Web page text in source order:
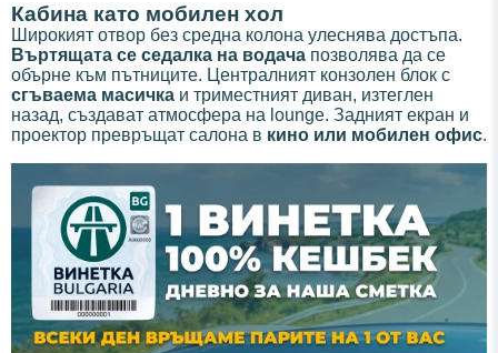
Кабина като мобилен хол
Широкият отвор без средна колона улеснява достъпа.
Въртящата се седалка на водача позволява да се
обърне към пътниците. Централният конзолен блок с
сгъваема масичка и триместният диван, изтеглен
назад, създават атмосфера на lounge. Задният екран и
проектор превръщат салона в кино или мобилен офис.